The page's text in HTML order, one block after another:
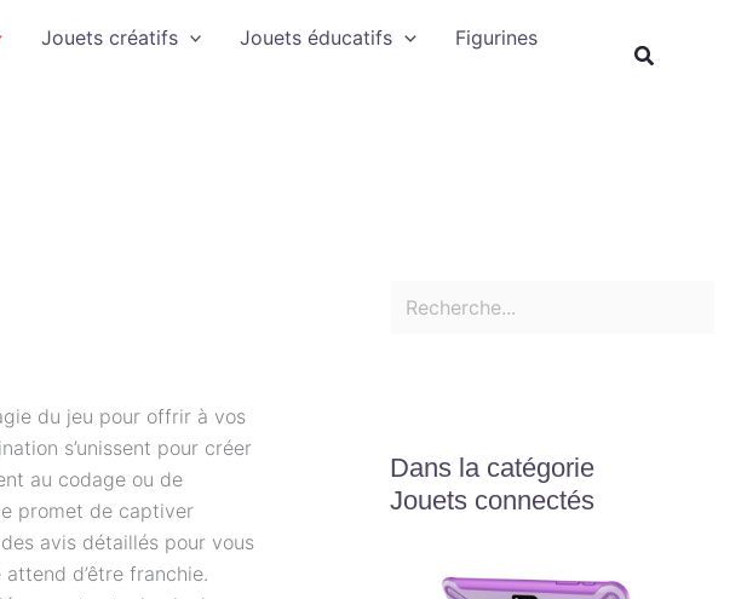
Jouets créatifs Jouets éducatifs
Figurines
du jeu pour offrir à vos
s’unissent pour créer
au codage ou de
promet de captiver
avis détaillés pour vous
d’être franchie.
Dans la catégorie
Jouets connectés